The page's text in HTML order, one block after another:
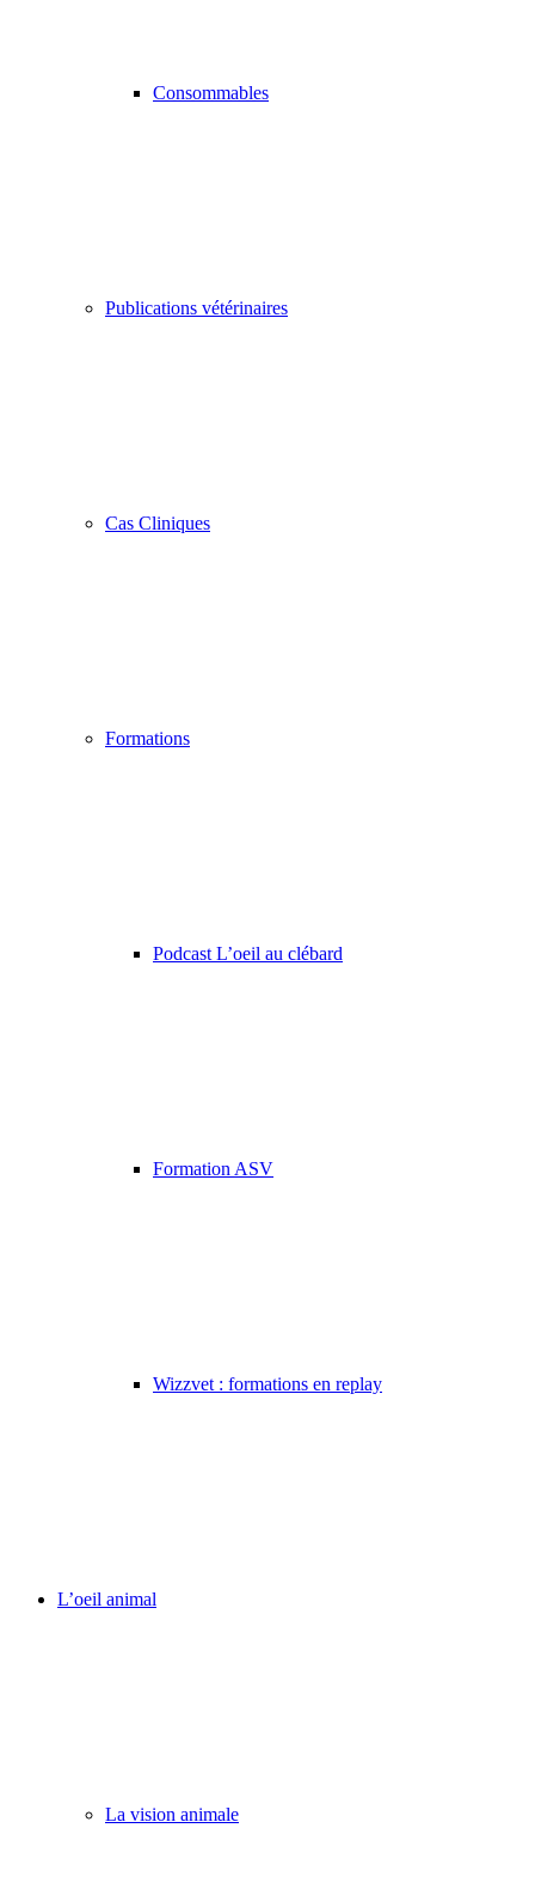
Consommables
Publications vétérinaires
Cas Cliniques
Formations
Podcast L’oeil au clébard
Formation ASV
Wizzvet : formations en replay
L’oeil animal
La vision animale